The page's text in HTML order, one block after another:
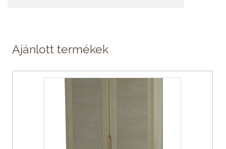
Ajánlott termékek